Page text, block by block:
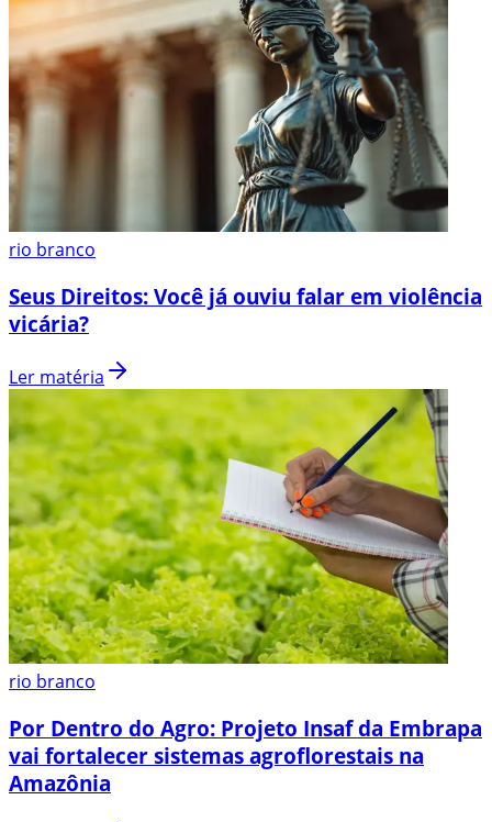
rio branco
Seus Direitos: Você já ouviu falar em violência
vicária?
Ler matéria
rio branco
Por Dentro do Agro: Projeto Insaf da Embrapa
vai fortalecer sistemas agroflorestais na
Amazônia